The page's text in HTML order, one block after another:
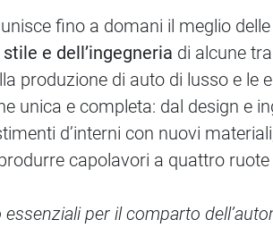
fino a domani il meglio
e dell’ingegneria di alcune
produzione di auto di lusso e le
unica e completa: dal design e
d’interni con nuovi
capolavori a quattro
per il comparto